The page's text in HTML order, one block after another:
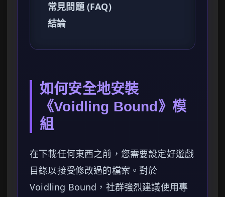
常見問題 (FAQ)
結論
如何安全地安裝
《Voidling Bound》模
組
在下載任何東西之前，您需要設定好遊戲
目錄以接受修改過的檔案。對於
Voidling Bound，社群強烈建議使用專